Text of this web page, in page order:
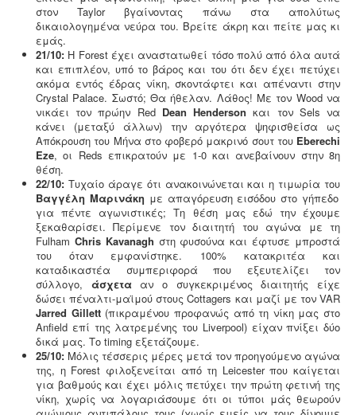
στον Taylor βγαίνοντας πάνω στα απολύτως
δικαιολογημένα νεύρα του. Βρείτε άκρη και πείτε μας κι
εμάς.
21/10: Η Forest έχει αναστατωθεί τόσο πολύ από όλα αυτά
και επιπλέον, υπό το βάρος και του ότι δεν έχει πετύχει
ακόμα εντός έδρας νίκη, σκοντάφτει και απέναντι στην
Crystal Palace. Σωστό; Θα ήθελαν. Λάθος! Με τον Wood να
νικάει τον πρώην Red Dean Henderson και τον Sels να
κάνει (μεταξύ άλλων) την αργότερα ψηφισθείσα ως
Απόκρουση του Μήνα στο φοβερό μακρινό σουτ του Eberechi
Eze, οι Reds επικρατούν με 1-0 και ανεβαίνουν στην 8η
θέση.
22/10: Τυχαίο άραγε ότι ανακοινώνεται και η τιμωρία του
Βαγγέλη Μαρινάκη με απαγόρευση εισόδου στο γήπεδο
για πέντε αγωνιστικές; Τη θέση μας εδώ την έχουμε
ξεκαθαρίσει. Περίμενε τον διαιτητή του αγώνα με τη
Fulham Chris Kavanagh στη φυσούνα και έφτυσε μπροστά
του όταν εμφανίστηκε. 100% κατακριτέα και
καταδικαστέα συμπεριφορά που εξευτελίζει τον
σύλλογο, άσχετααν ο συγκεκριμένος διαιτητής είχε
δώσει πέναλτι-μαϊμού στους Cottagers και μαζί με τον VAR
Jarred Gillett(πικραμένου προφανώς από τη νίκη μας στο
Anfield επί της λατρεμένης του Liverpool) είχαν πνίξει δύο
δικά μας. Το timing εξετάζουμε.
25/10: Μόλις τέσσερις μέρες μετά τον προηγούμενο αγώνα
της, η Forest φιλοξενείται από τη Leicester που καίγεται
για βαθμούς και έχει μόλις πετύχει την πρώτη φετινή της
νίκη, χωρίς να λογαριάσουμε ότι οι τύποι μάς θεωρούν